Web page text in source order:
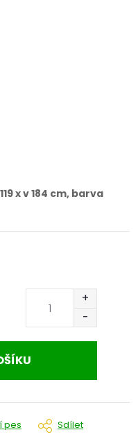
x v 184 cm, barva
pes Sdílet